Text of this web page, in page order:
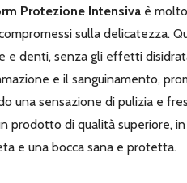
Protezione Intensiva è
sulla delicatezza.
e denti, senza gli effetti
e il sanguinamento,
una sensazione di pulizia e
prodotto di qualità superiore,
e una bocca sana e protetta.